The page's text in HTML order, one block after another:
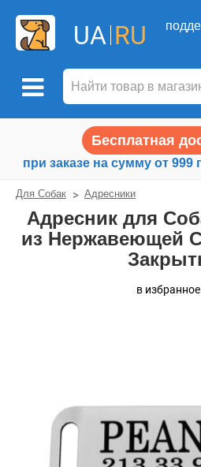
UA RU
Бесплатная
при заказе на сумму от 999
Для Собак Адресники
Адресник для
из Нержавеющей
в избранное